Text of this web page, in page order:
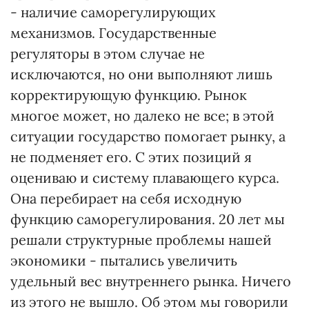
- наличие саморегулирующих
механизмов. Государственные
регуляторы в этом случае не
исключаются, но они выполняют лишь
корректирующую функцию. Рынок
многое может, но далеко не все; в этой
ситуации государство помогает рынку, а
не подменяет его. С этих позиций я
оцениваю и систему плавающего курса.
Она перебирает на себя исходную
функцию саморегулирования. 20 лет мы
решали структурные проблемы нашей
экономики - пытались увеличить
удельный вес внутреннего рынка. Ничего
из этого не вышло. Об этом мы говорили